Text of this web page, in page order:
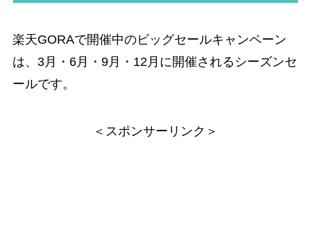
楽天GORAで開催中のビッグセールキャンペーン
は、3月・6月・9月・12月に開催されるシーズンセ
ールです。
＜スポンサーリンク＞